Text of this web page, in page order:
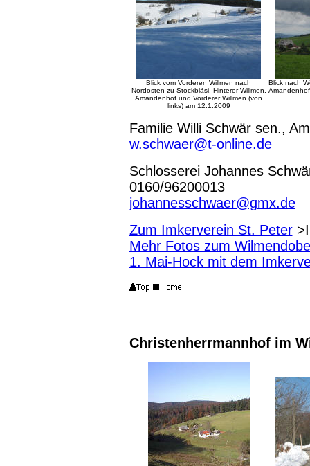
Blick vom Vorderen Willmen nach
Nordosten zu Stockbläsi, Hinterer Willmen,
Amandenhof und Vorderer Willmen (von
links) am 12.1.2009
Blick nach
Familie Willi Schwär sen.,
w.schwaer@t-online.de
Schlosserei Johannes
0160/96200013
johannesschwaer@gmx.de
Zum Imkerverein St. Peter
Mehr Fotos zum
1. Mai-Hock mit dem
Christenherrmannhof im